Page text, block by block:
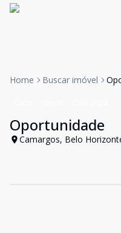
Home Buscar imóvel
Oportunidade
Camargos, Belo